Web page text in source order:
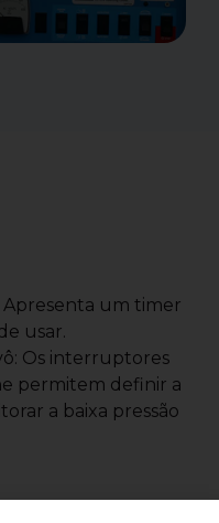
um timer
usar.
Os interruptores
permitem definir a
a baixa pressão